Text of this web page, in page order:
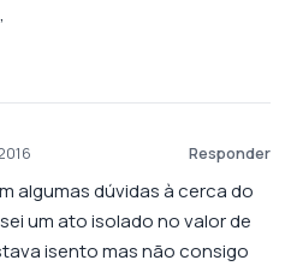
Responder
algumas dúvidas à cerca do
um ato isolado no valor de
isento mas não consigo